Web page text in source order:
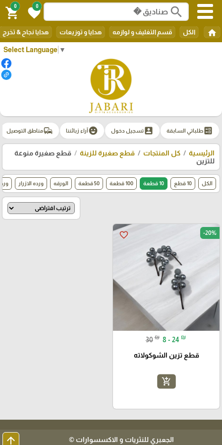
Select Language ▼
search
0
favorite
0
shopping_cart
home الكل قسم التغليف و لوازمه هدايا و توزيعات هدايا نجاح & تخرج
ballotطلباتي السابقة account_boxتسجيل دخول emoji_emotionsآراء زبائننا commuteمناطق التوصيل
الرئيسية كل المنتجات قطع صغيرة للزينة
قطع صغيرة منوعة
للتزين
الكل 10 قطع 10 قطعة 100 قطعة 50 قطعة الورقه ورده الازرار
favorite_border -20%
30 ₪ 8 - 24 ₪
قطع تزين الشوكولاته
add_shopping_cart
الجعبري للنثريات و الاكسسوارات © arrow_upward